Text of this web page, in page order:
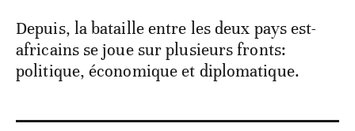
Depuis, la bataille entre les deux pays est-
africains se joue sur plusieurs fronts:
politique, économique et diplomatique.